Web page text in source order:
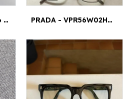
DILEM TALK011 51 16 - TALK011 BLEU JASPÉ 51¤16 PRADA - VPR56W02H101 54¤19